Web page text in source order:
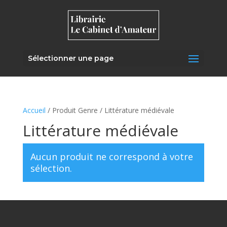
Sélectionner une page
Accueil / Produit Genre / Littérature médiévale
Littérature médiévale
Aucun produit ne correspond à votre
sélection.